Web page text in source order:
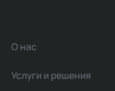
О нас
Услуги и решения